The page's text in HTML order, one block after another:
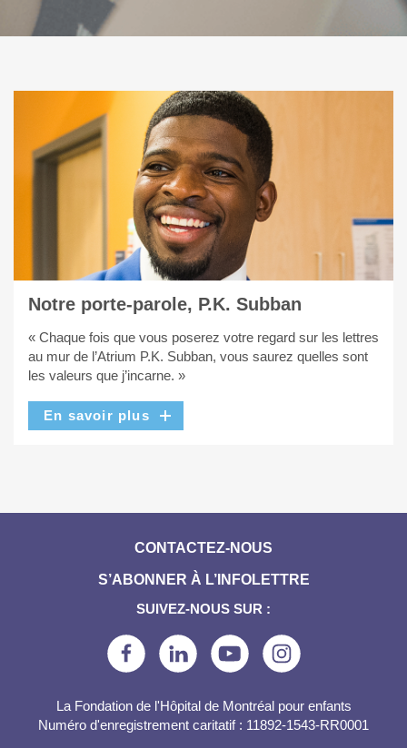
Notre porte-parole, P.K. Subban
« Chaque fois que vous poserez votre regard sur les lettres
au mur de l’Atrium P.K. Subban, vous saurez quelles sont
les valeurs que j’incarne. »
En savoir plus
CONTACTEZ-NOUS
S’ABONNER À L’INFOLETTRE
SUIVEZ-NOUS SUR :
La Fondation de l'Hôpital de Montréal pour enfants
Numéro d'enregistrement caritatif : 11892-1543-RR0001